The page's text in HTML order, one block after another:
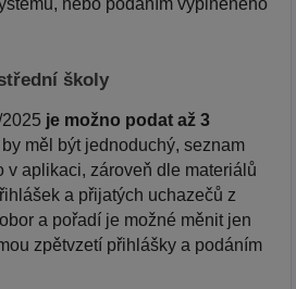
nebo podáním vyplněného
školy
je možno podat až 3
měl být jednoduchý, seznam
v aplikaci, zároveň dle materiálů
a přijatých uchazečů z
a pořadí je možné měnit jen
zpětvzetí přihlášky a podáním